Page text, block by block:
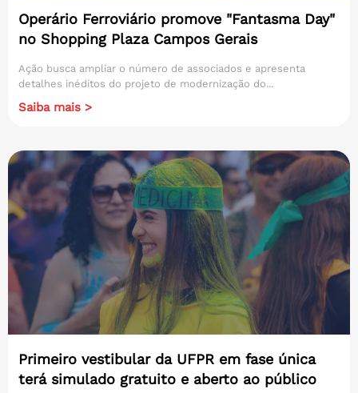
Operário Ferroviário promove "Fantasma Day"
no Shopping Plaza Campos Gerais
Ação busca ampliar o número de associados e apresenta
detalhes inéditos do projeto de modernização do...
Saiba mais >
Primeiro vestibular da UFPR em fase única
terá simulado gratuito e aberto ao público